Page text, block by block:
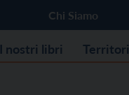
Chi Siamo
I nostri libri Territori